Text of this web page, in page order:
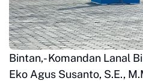
Bintan,- Komandan Lanal
Eko Agus Susanto, S.E.,